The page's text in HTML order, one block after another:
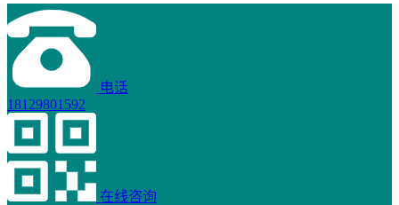
电话
18129801592
在线咨询